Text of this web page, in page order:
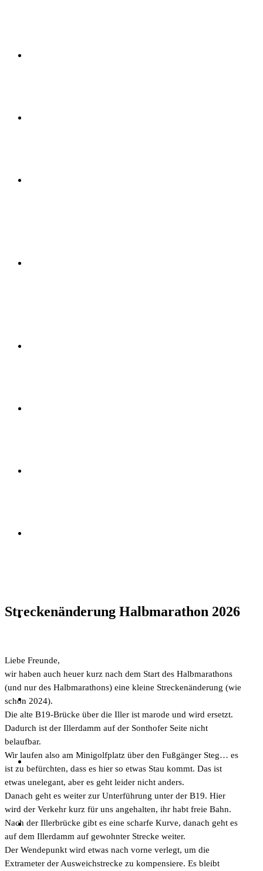
Streckenänderung Halbmarathon 2026
Liebe Freunde,
wir haben auch heuer kurz nach dem Start des Halbmarathons
(und nur des Halbmarathons) eine kleine Streckenänderung (wie
schon 2024).
Die alte B19-Brücke über die Iller ist marode und wird ersetzt.
Dadurch ist der Illerdamm auf der Sonthofer Seite nicht
belaufbar.
Wir laufen also am Minigolfplatz über den Fußgänger Steg… es
ist zu befürchten, dass es hier so etwas Stau kommt. Das ist
etwas unelegant, aber es geht leider nicht anders.
Danach geht es weiter zur Unterführung unter der B19. Hier
wird der Verkehr kurz für uns angehalten, ihr habt freie Bahn.
Nach der Illerbrücke gibt es eine scharfe Kurve, danach geht es
auf dem Illerdamm auf gewohnter Strecke weiter.
Der Wendepunkt wird etwas nach vorne verlegt, um die
Extrameter der Ausweichstrecke zu kompensiere. Es bleibt